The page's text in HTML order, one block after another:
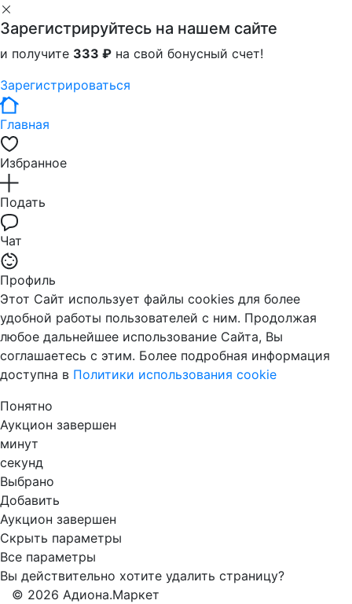
Зарегистрируйтесь на нашем сайте
и получите 333 ₽ на свой бонусный счет!
Зарегистрироваться
Главная
Избранное
Подать
Чат
Профиль
Этот Сайт использует файлы cookies для более
удобной работы пользователей с ним. Продолжая
любое дальнейшее использование Сайта, Вы
соглашаетесь с этим. Более подробная информация
доступна в Политики использования cookie
Понятно
Аукцион завершен
минут
секунд
Выбрано
Добавить
Аукцион завершен
Скрыть параметры
Все параметры
Вы действительно хотите удалить страницу?
© 2026 Адиона.Маркет